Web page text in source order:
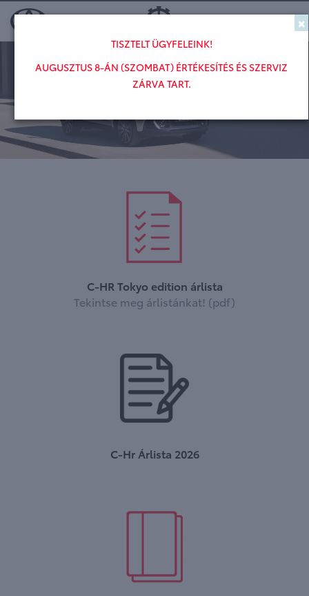
C-HR Tokyo edition árlista
Tekintse meg árlistánkat! (pdf)
C-Hr Árlista 2026
×
TISZTELT ÜGYFELEINK!
AUGUSZTUS 8-ÁN (SZOMBAT) ÉRTÉKESÍTÉS ÉS SZERVIZ
ZÁRVA TART.